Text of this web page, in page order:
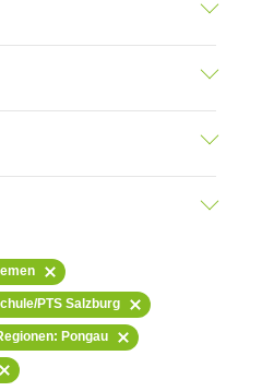
PTS Salzburg
Pongau